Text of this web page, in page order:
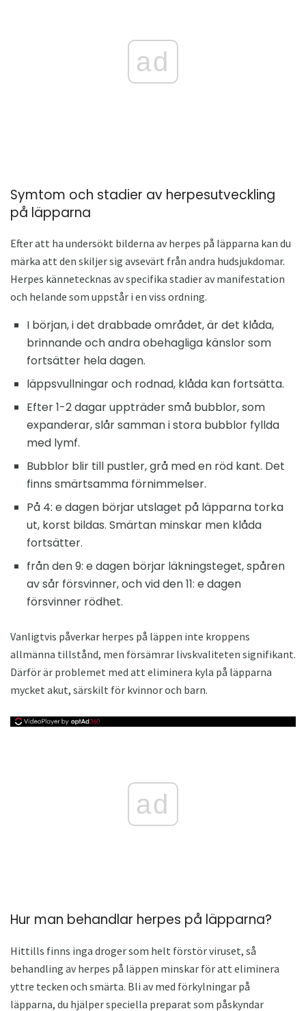
ad
Symtom och stadier av herpesutveckling
på läpparna
Efter att ha undersökt bilderna av herpes på läpparna kan du
märka att den skiljer sig avsevärt från andra hudsjukdomar.
Herpes kännetecknas av specifika stadier av manifestation
och helande som uppstår i en viss ordning.
I början, i det drabbade området, är det klåda,
brinnande och andra obehagliga känslor som
fortsätter hela dagen.
läppsvullningar och rodnad, klåda kan fortsätta.
Efter 1-2 dagar uppträder små bubblor, som
expanderar, slår samman i stora bubblor fyllda
med lymf.
Bubblor blir till pustler, grå med en röd kant. Det
finns smärtsamma förnimmelser.
På 4: e dagen börjar utslaget på läpparna torka
ut, korst bildas. Smärtan minskar men klåda
fortsätter.
från den 9: e dagen börjar läkningsteget, spåren
av sår försvinner, och vid den 11: e dagen
försvinner rödhet.
Vanligtvis påverkar herpes på läppen inte kroppens
allmänna tillstånd, men försämrar livskvaliteten signifikant.
Därför är problemet med att eliminera kyla på läpparna
mycket akut, särskilt för kvinnor och barn.
ad
Hur man behandlar herpes på läpparna?
Hittills finns inga droger som helt förstör viruset, så
behandling av herpes på läppen minskar för att eliminera
yttre tecken och smärta. Bli av med förkylningar på
läpparna, du hjälper speciella preparat som påskyndar